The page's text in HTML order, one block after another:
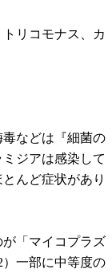
リコモナス、カ
毒などは『細菌の
ジアは感染して
んど症状があり
「マイコプラズ
一部に中等度の